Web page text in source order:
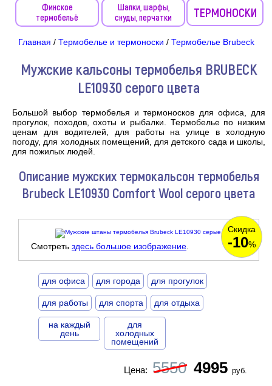
Финское
термобельё
Шапки, шарфы,
снуды, перчатки
ТЕРМОНОСКИ
Главная / Термобелье и термоноски / Термобелье Brubeck
Мужские кальсоны термобелья BRUBECK
LE10930 серого цвета
Большой выбор термобелья и термоносков для офиса, для
прогулок, походов, охоты и рыбалки. Термобелье по низким
ценам для водителей, для работы на улице в холодную
погоду, для холодных помещений, для детского сада и школы,
для пожилых людей.
Описание мужских термокальсон термобелья
Brubeck LE10930 Comfort Wool серого цвета
Скидка
-10%
Смотреть здесь большое изображение.
для офиса для города для прогулок
для работы для спорта для отдыха
на каждый
день
для
холодных
помещений
Цена: 5550 4995 руб.